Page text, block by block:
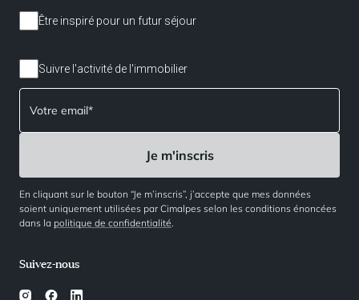
Suivez-nous
Être inspiré pour un futur séjour
Suivre l'activité de l'immobilier
En cliquant sur le bouton “Je m’inscris”, j’accepte que mes données
soient uniquement utilisées par Cimalpes selon les conditions énoncées
dans la politique de confidentialité.